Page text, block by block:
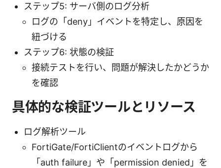
ステップ5: サーバ側のログ分析
ログの「deny」イベントを特定し、原因を
紐づける
ステップ6: 状態の検証
接続テストを行い、問題が解決したかどうか
を確認
具体的な検証ツールとリソース
ログ解析ツール
FortiGate/FortiClientのイベントログから
「auth failure」や「permission denied」を